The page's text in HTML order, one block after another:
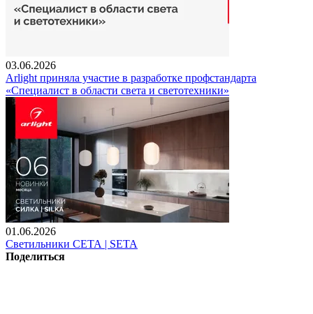
03.06.2026
Arlight приняла участие в разработке профстандарта
«Специалист в области света и светотехники»
01.06.2026
Светильники СЕТА | SETA
Поделиться